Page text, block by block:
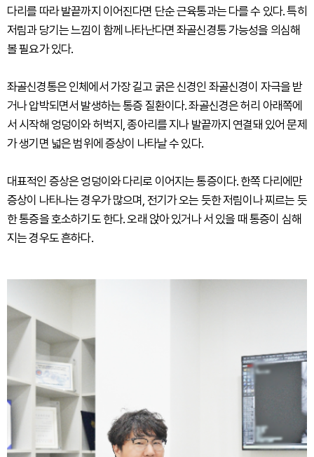
다리를 따라 발끝까지 이어진다면 단순 근육통과는 다를 수 있다. 특히
저림과 당기는 느낌이 함께 나타난다면 좌골신경통 가능성을 의심해
볼 필요가 있다.
좌골신경통은 인체에서 가장 길고 굵은 신경인 좌골신경이 자극을 받
거나 압박되면서 발생하는 통증 질환이다. 좌골신경은 허리 아래쪽에
서 시작해 엉덩이와 허벅지, 종아리를 지나 발끝까지 연결돼 있어 문제
가 생기면 넓은 범위에 증상이 나타날 수 있다.
대표적인 증상은 엉덩이와 다리로 이어지는 통증이다. 한쪽 다리에만
증상이 나타나는 경우가 많으며, 전기가 오는 듯한 저림이나 찌르는 듯
한 통증을 호소하기도 한다. 오래 앉아 있거나 서 있을 때 통증이 심해
지는 경우도 흔하다.